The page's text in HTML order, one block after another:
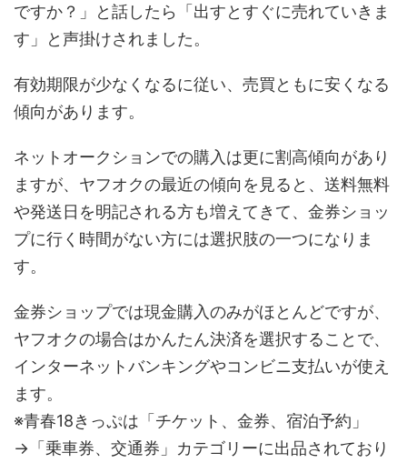
ですか？」と話したら「出すとすぐに売れていきま
す」と声掛けされました。
有効期限が少なくなるに従い、売買ともに安くなる
傾向があります。
ネットオークションでの購入は更に割高傾向があり
ますが、ヤフオクの最近の傾向を見ると、送料無料
や発送日を明記される方も増えてきて、金券ショッ
プに行く時間がない方には選択肢の一つになりま
す。
金券ショップでは現金購入のみがほとんどですが、
ヤフオクの場合はかんたん決済を選択することで、
インターネットバンキングやコンビニ支払いが使え
ます。
※青春18きっぷは「チケット、金券、宿泊予約」
→「乗車券、交通券」カテゴリーに出品されており